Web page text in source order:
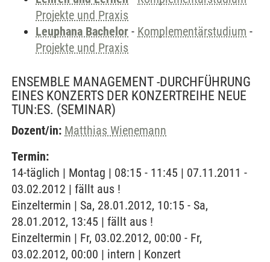
Projekte und Praxis
Leuphana Bachelor - Komplementärstudium -
Projekte und Praxis
ENSEMBLE MANAGEMENT -DURCHFÜHRUNG
EINES KONZERTS DER KONZERTREIHE NEUE
TUN:ES. (SEMINAR)
Dozent/in: Matthias Wienemann
Termin:
14-täglich | Montag | 08:15 - 11:45 | 07.11.2011 -
03.02.2012 | fällt aus !
Einzeltermin | Sa, 28.01.2012, 10:15 - Sa,
28.01.2012, 13:45 | fällt aus !
Einzeltermin | Fr, 03.02.2012, 00:00 - Fr,
03.02.2012, 00:00 | intern | Konzert